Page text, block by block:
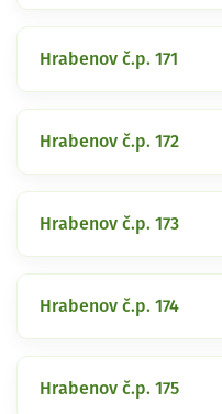
Hrabenov č.p. 171
Hrabenov č.p. 172
Hrabenov č.p. 173
Hrabenov č.p. 174
Hrabenov č.p. 175